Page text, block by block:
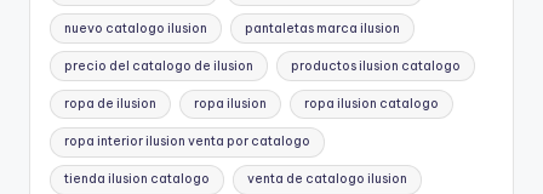
nuevo catalogo ilusion pantaletas marca ilusion
precio del catalogo de ilusion productos ilusion catalogo
ropa de ilusion ropa ilusion ropa ilusion catalogo
ropa interior ilusion venta por catalogo
tienda ilusion catalogo venta de catalogo ilusion